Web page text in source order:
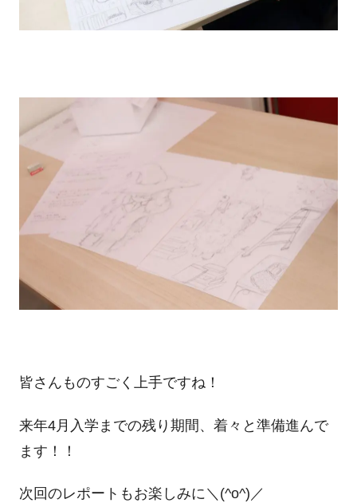
皆さんものすごく上手ですね！
来年4月入学までの残り期間、着々と準備進んで
ます！！
次回のレポートもお楽しみに＼(^o^)／